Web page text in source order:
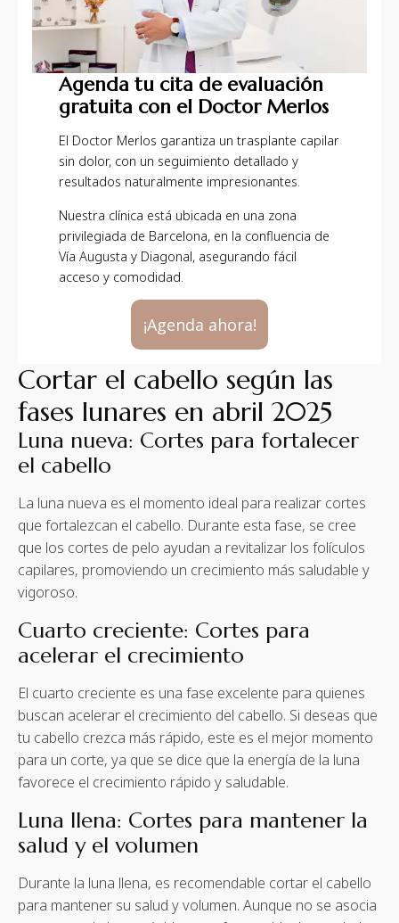
Agenda tu cita de evaluación
gratuita con el Doctor Merlos
El Doctor Merlos garantiza un trasplante capilar
sin dolor, con un seguimiento detallado y
resultados naturalmente impresionantes.
Nuestra clínica está ubicada en una zona
privilegiada de Barcelona, en la confluencia de
Vía Augusta y Diagonal, asegurando fácil
acceso y comodidad.
¡Agenda ahora!
Cortar el cabello según las
fases lunares en abril 2025
Luna nueva: Cortes para fortalecer
el cabello
La luna nueva es el momento ideal para realizar cortes
que fortalezcan el cabello. Durante esta fase, se cree
que los cortes de pelo ayudan a revitalizar los folículos
capilares, promoviendo un crecimiento más saludable y
vigoroso.
Cuarto creciente: Cortes para
acelerar el crecimiento
El cuarto creciente es una fase excelente para quienes
buscan acelerar el crecimiento del cabello. Si deseas que
tu cabello crezca más rápido, este es el mejor momento
para un corte, ya que se dice que la energía de la luna
favorece el crecimiento rápido y saludable.
Luna llena: Cortes para mantener la
salud y el volumen
Durante la luna llena, es recomendable cortar el cabello
para mantener su salud y volumen. Aunque no se asocia